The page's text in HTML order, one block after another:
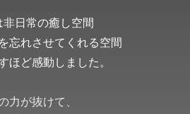
非日常の癒し空間
忘れさせてくれる空間
ほど感動しました。
力が抜けて、